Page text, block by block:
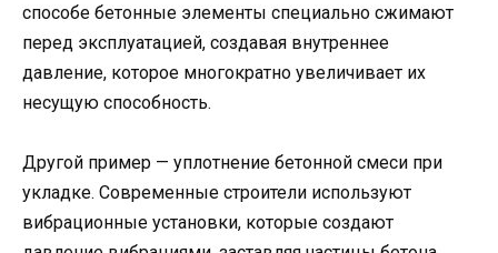
способе бетонные элементы специально сжимают
перед эксплуатацией, создавая внутреннее
давление, которое многократно увеличивает их
несущую способность.
Другой пример — уплотнение бетонной смеси при
укладке. Современные строители используют
вибрационные установки, которые создают